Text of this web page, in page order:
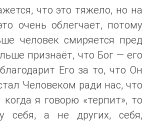
что это тяжело, но на
очень облегчает, потому
человек смиряется пред
признаёт, что Бог — его
Его за то, что Он
Человеком ради нас, что
я говорю «терпит», то
себя, а не других, себя,